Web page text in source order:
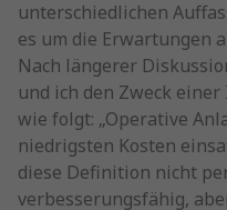
unterschiedlichen
es um die Erwartungen
Nach längerer
und ich den Zweck
wie folgt: „Operative
niedrigsten Kosten
diese Definition nicht
verbesserungsfähig,